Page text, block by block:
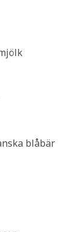
blåbär